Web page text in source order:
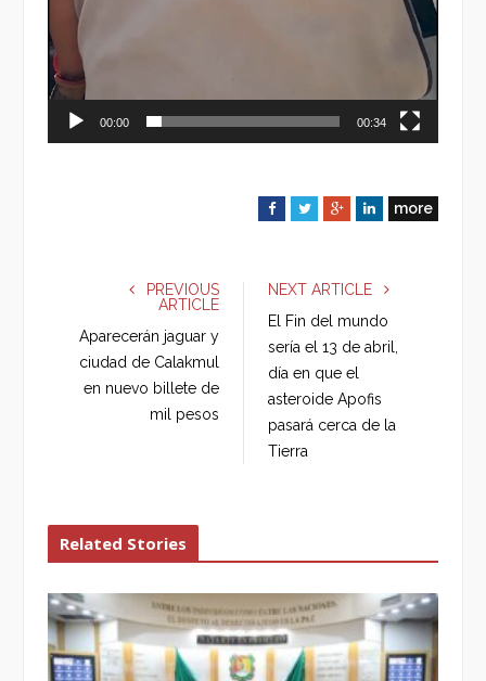
00:00 00:34
F
e
o
k
T
r
G
g
+
L
I
more
PREVIOUS
ARTICLE
Aparecerán jaguar y
ciudad de Calakmul
en nuevo billete de
mil pesos
NEXT ARTICLE
El Fin del mundo
sería el 13 de abril,
día en que el
asteroide Apofis
pasará cerca de la
Tierra
Related Stories